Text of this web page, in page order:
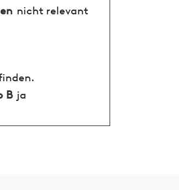
nicht relevant
B ja